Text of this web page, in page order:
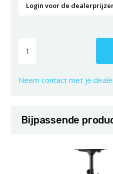
Login voor de
Neem contact met je
Bijpassende